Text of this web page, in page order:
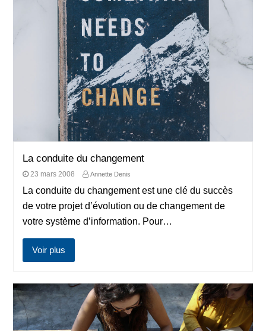
La conduite du changement
23 mars 2008 Annette Denis
La conduite du changement est une clé du succès
de votre projet d’évolution ou de changement de
votre système d’information. Pour…
Voir plus